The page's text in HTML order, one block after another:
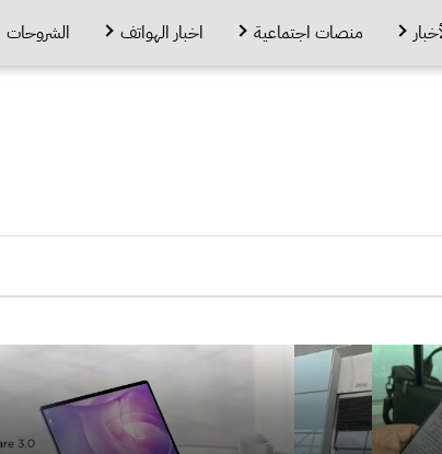
منصات اجتماعية اخبار الهواتف الشروحات